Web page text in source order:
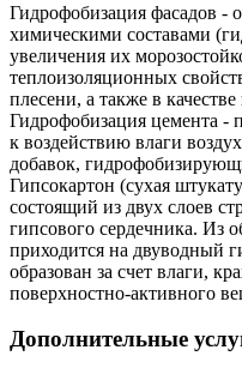
Гидрофобизация фасадов -
химическими составами
увеличения их
теплоизоляционных
плесени, а также в
Гидрофобизация цемента -
к воздействию влаги
добавок,
Гипсокартон (сухая
состоящий из двух слоев
гипсового сердечника. Из
приходится на двуводный
образован за счет влаги,
поверхностно-активного
Дополнительные